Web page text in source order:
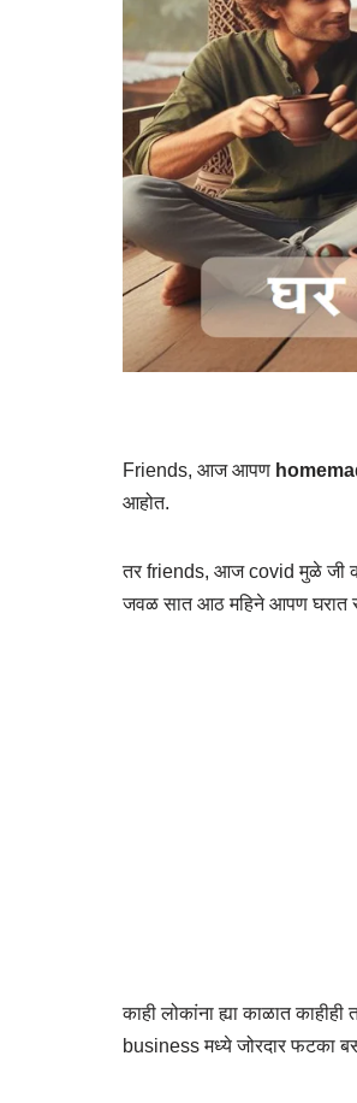
Friends, आज आपण
आहोत.
तर friends, आज covid मुळे जी
जवळ सात आठ महिने आपण घरात
काही लोकांना ह्या काळात
business मध्ये जोरदार फटका